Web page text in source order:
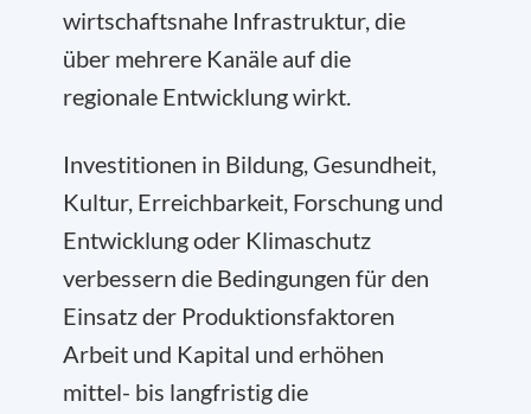
wirtschaftsnahe Infrastruktur, die
über mehrere Kanäle auf die
regionale Entwicklung wirkt.
Investitionen in Bildung, Gesundheit,
Kultur, Erreichbarkeit, Forschung und
Entwicklung oder Klimaschutz
verbessern die Bedingungen für den
Einsatz der Produktionsfaktoren
Arbeit und Kapital und erhöhen
mittel- bis langfristig die